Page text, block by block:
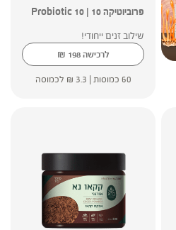
פרוביוטיקה 10 | 10 Probiotic
שילוב זנים ייחודי!
לרכישה ₪ 198
60 כמוסות | ₪ 3.3 לכמוסה